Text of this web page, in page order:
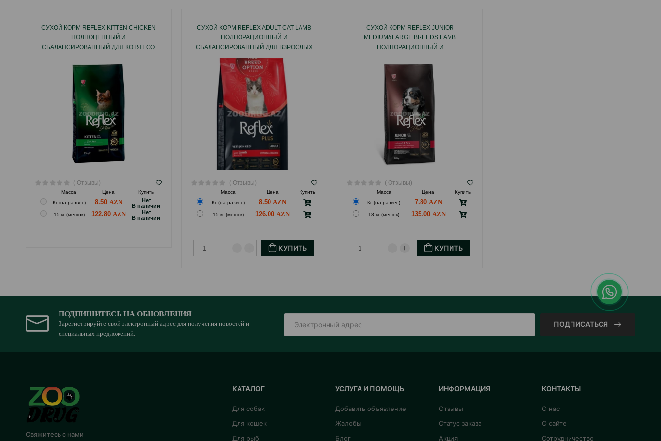
СУХОЙ КОРМ REFLEX KITTEN CHICKEN
ПОЛНОЦЕННЫЙ И
СБАЛАНСИРОВАННЫЙ ДЛЯ КОТЯТ СО
( Отзывы)
Масса Цена
Купить
Кг (на развес)
8.50
Hет
B наличии
15 кг (мешок) 122.80
Hет
B наличии
СУХОЙ КОРМ REFLEX ADULT CAT LAMB
ПОЛНОРАЦИОННЫЙ И
СБАЛАНСИРОВАННЫЙ ДЛЯ ВЗРОСЛЫХ
КОШЕК СО ВКУСОМ ЯГНЕНКА.
( Отзывы)
Масса Цена
Купить
Кг (на развес)
8.50
15 кг (мешок) 126.00
КУПИТЬ
СУХОЙ КОРМ REFLEX JUNIOR
MEDIUM&LARGE BREEDS LAMB
ПОЛНОРАЦИОННЫЙ И
СРЕДНИХ И КРУПНЫХ ПОРОД СО
ВКУСОМ ЯГНЕНКА.
( Отзывы)
Масса Цена
Купить
Кг (на развес)
7.80
18 кг (мешок) 135.00
КУПИТЬ
ПОДПИШИТЕСЬ НА ОБНОВЛЕНИЯ
Зарегистрируйте свой электронный адрес для получения новостей и
специальных предложений.
ПОДПИСАТЬСЯ
Свяжитесь с нами
КАТАЛОГ
Для собак
Для кошек
Для рыб
УСЛУГА И ПОМОЩЬ
Добавить объявление
Жалобы
Блог
ИНФОРМАЦИЯ
Отзывы
Статус заказа
Акция
КОНТАКТЫ
О нас
О сайте
Сотрудничество